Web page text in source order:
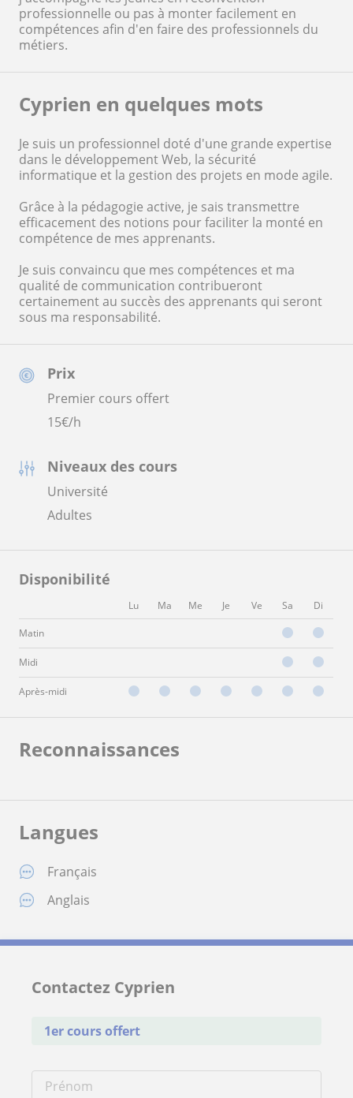
Prix
Premier cours offert
15€/h
Niveaux des cours
Université
Adultes
Disponibilité
Lu Ma Me Je Ve Sa Di
Matin
Midi
Après-midi
professionnelle ou pas à monter facilement en
compétences afin d'en faire des professionnels du
métiers.
Cyprien en quelques mots
Je suis un professionnel doté d'une grande expertise
dans le développement Web, la sécurité
informatique et la gestion des projets en mode agile.
Grâce à la pédagogie active, je sais transmettre
efficacement des notions pour faciliter la monté en
compétence de mes apprenants.
Je suis convaincu que mes compétences et ma
qualité de communication contribueront
certainement au succès des apprenants qui seront
sous ma responsabilité.
Reconnaissances
Langues
Français
Anglais
Contactez Cyprien
1er cours offert